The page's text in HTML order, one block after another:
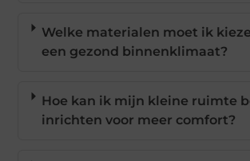
Welke materialen moet ik
een gezond binnenklimaat?
Hoe kan ik mijn kleine ruimte
inrichten voor meer comfort?